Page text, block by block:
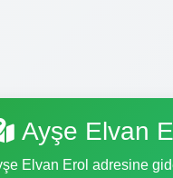
Ayşe Elvan
Elvan Erol adresine